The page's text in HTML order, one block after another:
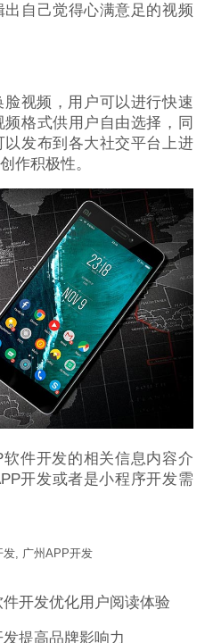
自己觉得心满意足的视频
视频，用户可以进行快速
格式供用户自由选择，同
发布到各大社交平台上进
作积极性。
件开发的相关信息内容介
开发或者是小程序开发需
发, 广州APP开发
开发优化用户阅读体验
提高品牌影响力